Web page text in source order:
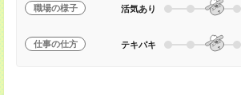
職場の様子 活気あり
仕事の仕方 テキパキ